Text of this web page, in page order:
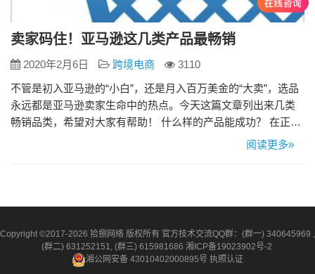
卖家码住！亚马逊这几类产品最畅销
2020年2月6日 跨境电商
3110
不管是初入亚马逊的“小白”，还是月入百万美金的“大卖”，选品
永远都是亚马逊卖家生命中的热点。今天这篇文章列出来几类
畅销品类，希望对大家有帮助！ 什么样的产品能成功？ 在正式
开始盘点之前，先来说说这些品类为什么会成功。除了销量数
发…
阅读更多»
Copyright ©2017-2026 拾捌网络 版权所有 官方技术交流QQ群：(群一) 340645969 ,
(群二) 631252151, (群三) 615981686 湘ICP备19023902号-2
湘公网安备 43010402000895号 执照认证